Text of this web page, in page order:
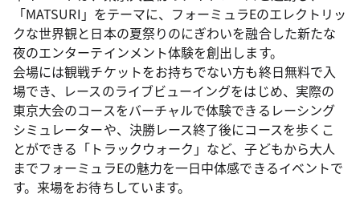
「MATSURI」をテーマに、フォーミュラEのエレクトリッ
クな世界観と日本の夏祭りのにぎわいを融合した新たな
夜のエンターテインメント体験を創出します。
会場には観戦チケットをお持ちでない方も終日無料で入
場でき、レースのライブビューイングをはじめ、実際の
東京大会のコースをバーチャルで体験できるレーシング
シミュレーターや、決勝レース終了後にコースを歩くこ
とができる「トラックウォーク」など、子どもから大人
までフォーミュラEの魅力を一日中体感できるイベントで
す。来場をお待ちしています。